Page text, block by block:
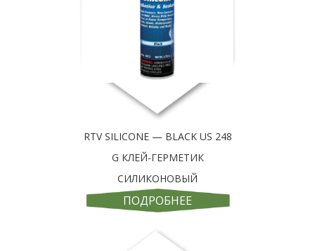
RTV SILICONE — BLACK US 248
G КЛЕЙ-ГЕРМЕТИК
СИЛИКОНОВЫЙ
ПОДРОБНЕЕ